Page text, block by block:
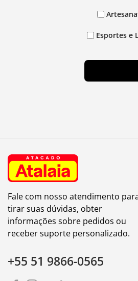
Esportes e
Fale com nosso atendimento
tirar suas dúvidas, obter
informações sobre pedidos ou
receber suporte personalizado.
+55 51 9866-0565